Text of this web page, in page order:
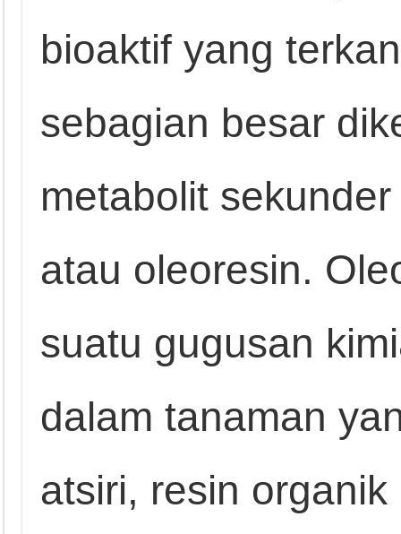
bioaktif yang
sebagian besar
metabolit
atau oleoresin.
suatu gugusan
dalam tanaman
atsiri, resin